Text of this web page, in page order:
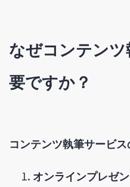
なぜコンテン
要ですか？
コンテンツ執筆サービス
オンラインプレゼ